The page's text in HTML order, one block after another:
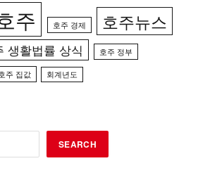
주 호주 경제 호주뉴스
생활법률 상식 호주 정부
주 집값 회계년도
SEARCH